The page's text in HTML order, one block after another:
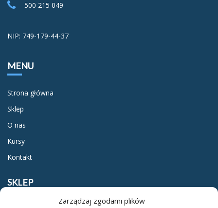
Zarządzaj zgodami plików
500 215 049
NIP: 749-179-44-37
MENU
Strona główna
Sklep
O nas
Kursy
Kontakt
SKLEP